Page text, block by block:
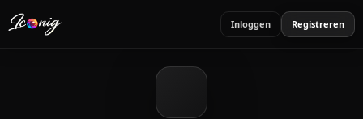
Inloggen Registreren